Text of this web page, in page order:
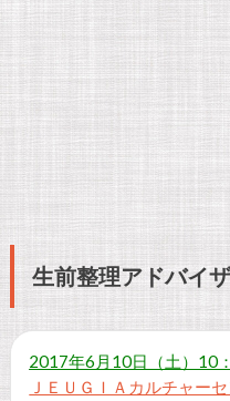
生前整理アドバイ
2017年6月10日（土）10
ＪＥＵＧＩＡカルチャー